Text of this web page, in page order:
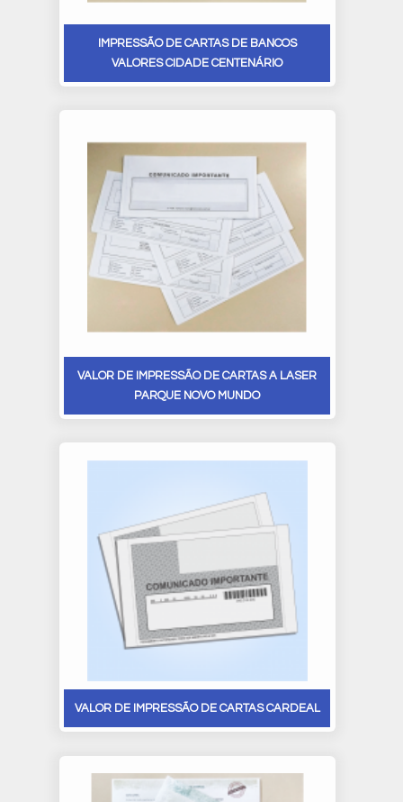
IMPRESSÃO DE CARTAS DE BANCOS
VALORES CIDADE CENTENÁRIO
VALOR DE IMPRESSÃO DE CARTAS A LASER
PARQUE NOVO MUNDO
VALOR DE IMPRESSÃO DE CARTAS CARDEAL